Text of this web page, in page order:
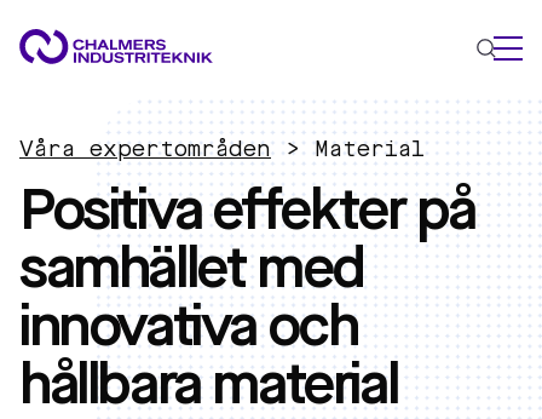
VAD VI GÖR
VÅRA EXPERTOMRÅDEN
Cirkulär ekonomi
Energi
Innovationsledning
Material
Tillämpad AI
AKTUELLT
Våra expertområden>Material
Positiva effekter på
samhället med
innovativa och
hållbara material